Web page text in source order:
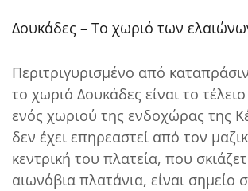
Δουκάδες – Το χωριό των
Περιτριγυρισμένο από
το χωριό Δουκάδες είναι το
ενός χωριού της ενδοχώρας της
δεν έχει επηρεαστεί από τον
κεντρική του πλατεία, που
αιωνόβια πλατάνια, είναι σημείο